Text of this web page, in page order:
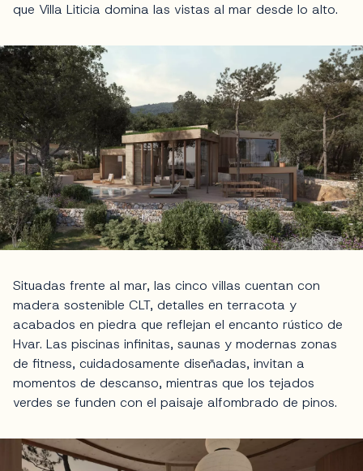
que Villa Liticia domina las vistas al mar desde lo alto.
Situadas frente al mar, las cinco villas cuentan con
madera sostenible CLT, detalles en terracota y
acabados en piedra que reflejan el encanto rústico de
Hvar. Las piscinas infinitas, saunas y modernas zonas
de fitness, cuidadosamente diseñadas, invitan a
momentos de descanso, mientras que los tejados
verdes se funden con el paisaje alfombrado de pinos.